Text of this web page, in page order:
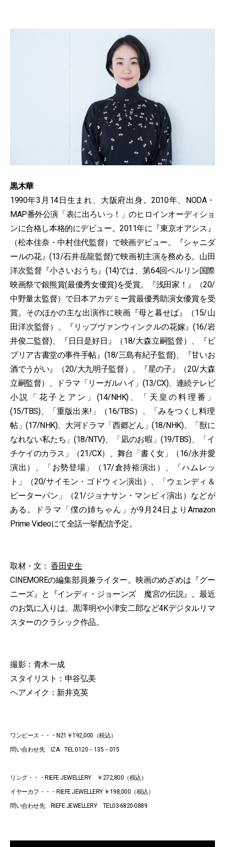
黒木華
1990年3月14日生まれ、大阪府出身。2010年、NODA・
MAP番外公演「表に出ろいっ！」のヒロインオーディショ
ンに合格し本格的にデビュー。2011年に『東京オアシス』
（松本佳奈・中村佳代監督）で映画デビュー。『シャニダ
ールの花』(13/石井岳龍監督)で映画初主演を務める。山田
洋次監督『小さいおうち』(14)では、第64回ベルリン国際
映画祭で銀熊賞(最優秀女優賞)を受賞。『浅田家！』（20/
中野量太監督）で日本アカデミー賞最優秀助演女優賞を受
賞。そのほかの主な出演作に映画『母と暮せば』（15/山
田洋次監督）、『リップヴァンウィンクルの花嫁』(16/岩
井俊二監督)、『日日是好日』（18/大森立嗣監督）、『ビ
ブリア古書堂の事件手帖』(18/三島有紀子監督)、『甘いお
酒でうがい』（20/大九明子監督）、『星の子』（20/大森
立嗣監督）、ドラマ「リーガルハイ」(13/CX)、連続テレビ
小説「花子とアン」(14/NHK)、「天皇の料理番」
(15/TBS)、「重版出来!」（16/TBS）、「みをつくし料理
帖」(17/NHK)、大河ドラマ「西郷どん」(18/NHK)、「獣に
なれない私たち」(18/NTV)、「凪のお暇」(19/TBS)、「イ
チケイのカラス」（21/CX）、舞台「書く女」（16/永井愛
演出）、「お勢登場」（17/倉持裕演出）、「ハムレッ
ト」（20/サイモン・ゴドウィン演出）、「ウェンディ＆
ピーターパン」（21/ジョナサン・マンビィ演出）などが
ある。ドラマ「僕の姉ちゃん」が9月24日よりAmazon
Prime Videoにて全話一挙配信予定。
取材・文： 香田史生
CINEMOREの編集部員兼ライター。映画のめざめは『グー
ニーズ』と『インディ・ジョーンズ 魔宮の伝説』。最近
のお気に入りは、黒澤明や小津安二郎など4Kデジタルリマ
スターのクラシック作品。
撮影：青木一成
スタイリスト：申谷弘美
ヘアメイク：新井克英
ワンピース・・・N21￥192,000（税込）
問い合わせ先 IZA TEL:0120－135－015
リング・・・RIEFE JEWELLERY ￥272,800（税込）
イヤーカフ・・・RIEFE JEWELLERY ￥198,000（税込）
問い合わせ先 RIEFE JEWELLERY TEL03-6820-0889